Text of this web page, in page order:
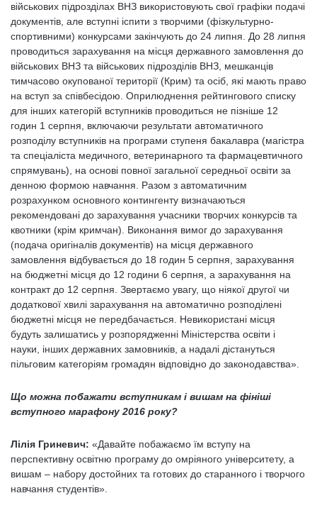
військових підрозділах ВНЗ використовують свої графіки подачі
документів, але вступні іспити з творчими (фізкультурно-
спортивними) конкурсами закінчують до 24 липня. До 28 липня
проводиться зарахування на місця державного замовлення до
військових ВНЗ та військових підрозділів ВНЗ, мешканців
тимчасово окупованої території (Крим) та осіб, які мають право
на вступ за співбесідою. Оприлюднення рейтингового списку
для інших категорій вступників проводиться не пізніше 12
годин 1 серпня, включаючи результати автоматичного
розподілу вступників на програми ступеня бакалавра (магістра
та спеціаліста медичного, ветеринарного та фармацевтичного
спрямувань), на основі повної загальної середньої освіти за
денною формою навчання. Разом з автоматичним
розрахунком основного контингенту визначаються
рекомендовані до зарахування учасники творчих конкурсів та
квотники (крім кримчан). Виконання вимог до зарахування
(подача оригіналів документів) на місця державного
замовлення відбувається до 18 годин 5 серпня, зарахування
на бюджетні місця до 12 години 6 серпня, а зарахування на
контракт до 12 серпня. Звертаємо увагу, що ніякої другої чи
додаткової хвилі зарахування на автоматично розподілені
бюджетні місця не передбачається. Невикористані місця
будуть залишатись у розпорядженні Міністерства освіти і
науки, інших державних замовників, а надалі дістануться
пільговим категоріям громадян відповідно до законодавства».
Що можна побажати вступникам і вишам на фініші
вступного марафону 2016 року?
Лілія Гриневич: «Давайте побажаємо їм вступу на
перспективну освітню програму до омріяного університету, а
вишам – набору достойних та готових до старанного і творчого
навчання студентів».